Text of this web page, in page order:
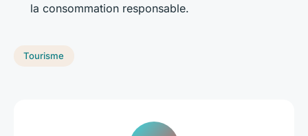
la consommation responsable.
Tourisme